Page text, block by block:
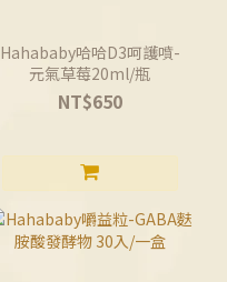
Hahababy哈哈D3呵護噴-
元氣草莓20ml/瓶
NT$650